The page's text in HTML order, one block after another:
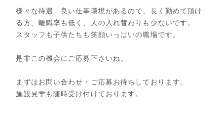
様々な待遇、良い仕事環境があるので、長く勤めて頂け
る方、離職率も低く、人の入れ替わりも少ないです。
スタッフも子供たちも笑顔いっぱいの職場です。
是非この機会にご応募下さいね。
まずはお問い合わせ・ご応募お待ちしております。
施設見学も随時受け付けております。